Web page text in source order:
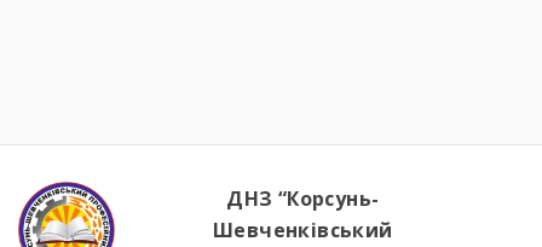
ДНЗ “Корсунь-
Шевченківський